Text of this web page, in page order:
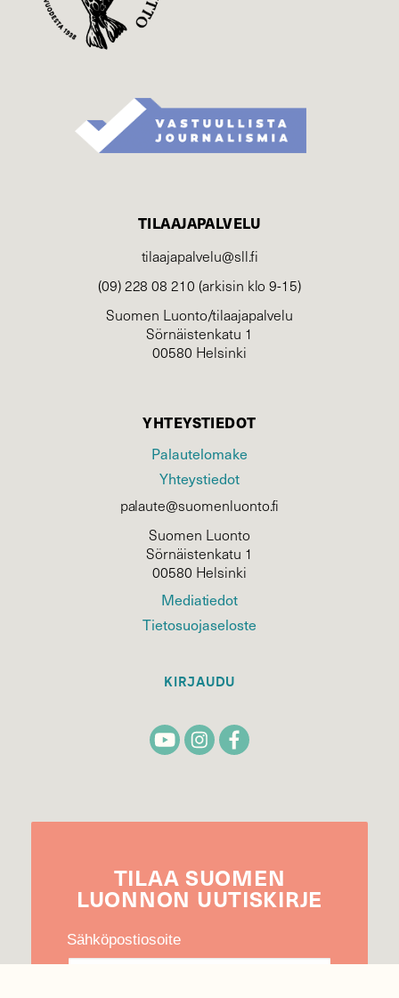
TILAAJAPALVELU
tilaajapalvelu@sll.fi
(09) 228 08 210 (arkisin klo 9-15)
Suomen Luonto/tilaajapalvelu
Sörnäistenkatu 1
00580 Helsinki
YHTEYSTIEDOT
Palautelomake
Yhteystiedot
palaute@suomenluonto.fi
Suomen Luonto
Sörnäistenkatu 1
00580 Helsinki
Mediatiedot
Tietosuojaseloste
KIRJAUDU
TILAA SUOMEN
LUONNON UUTIS­KIRJE
Sähköpostiosoite